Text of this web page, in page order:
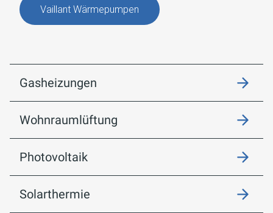
Vaillant Wärmepumpen
Gasheizungen
Wohnraumlüftung
Photovoltaik
Solarthermie